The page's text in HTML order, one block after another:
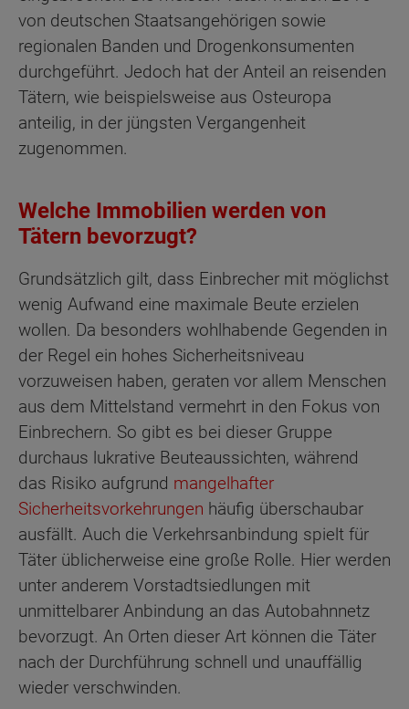
von deutschen Staatsangehörigen sowie
regionalen Banden und Drogenkonsumenten
durchgeführt. Jedoch hat der Anteil an reisenden
Tätern, wie beispielsweise aus Osteuropa
anteilig, in der jüngsten Vergangenheit
zugenommen.
Welche Immobilien werden von
Tätern bevorzugt?
Grundsätzlich gilt, dass Einbrecher mit möglichst
wenig Aufwand eine maximale Beute erzielen
wollen. Da besonders wohlhabende Gegenden in
der Regel ein hohes Sicherheitsniveau
vorzuweisen haben, geraten vor allem Menschen
aus dem Mittelstand vermehrt in den Fokus von
Einbrechern. So gibt es bei dieser Gruppe
durchaus lukrative Beuteaussichten, während
das Risiko aufgrund mangelhafter
Sicherheitsvorkehrungen häufig überschaubar
ausfällt. Auch die Verkehrsanbindung spielt für
Täter üblicherweise eine große Rolle. Hier werden
unter anderem Vorstadtsiedlungen mit
unmittelbarer Anbindung an das Autobahnnetz
bevorzugt. An Orten dieser Art können die Täter
nach der Durchführung schnell und unauffällig
wieder verschwinden.